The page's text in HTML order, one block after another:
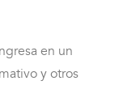
en un
y otros